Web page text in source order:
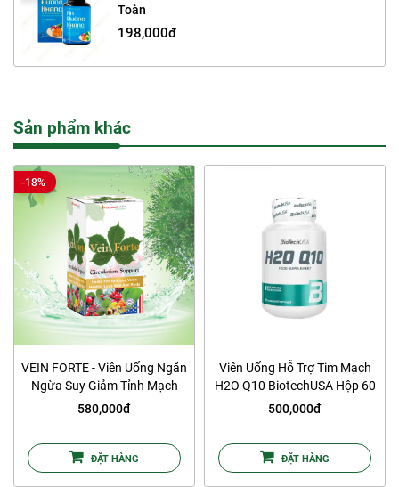
Toàn
198,000đ
Sản phẩm khác
-18%
VEIN FORTE - Viên Uống Ngăn
Ngừa Suy Giảm Tỉnh Mạch
580,000đ
ĐẶT HÀNG
Viên Uống Hỗ Trợ Tim Mạch
H2O Q10 BiotechUSA Hộp 60
500,000đ
ĐẶT HÀNG